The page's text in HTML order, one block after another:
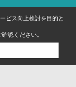
ビス向上検討を目的と
確認ください。